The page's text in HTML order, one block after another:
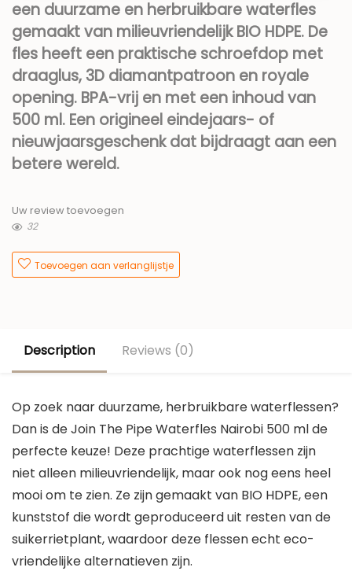
een duurzame en herbruikbare waterfles
gemaakt van milieuvriendelijk BIO HDPE. De
fles heeft een praktische schroefdop met
draaglus, 3D diamantpatroon en royale
opening. BPA-vrij en met een inhoud van
500 ml. Een origineel eindejaars- of
nieuwjaarsgeschenk dat bijdraagt aan een
betere wereld.
Uw review toevoegen
32
Toevoegen aan verlanglijstje
Description Reviews (0)
Op zoek naar duurzame, herbruikbare waterflessen?
Dan is de Join The Pipe Waterfles Nairobi 500 ml de
perfecte keuze! Deze prachtige waterflessen zijn
niet alleen milieuvriendelijk, maar ook nog eens heel
mooi om te zien. Ze zijn gemaakt van BIO HDPE, een
kunststof die wordt geproduceerd uit resten van de
suikerrietplant, waardoor deze flessen echt eco-
vriendelijke alternatieven zijn.